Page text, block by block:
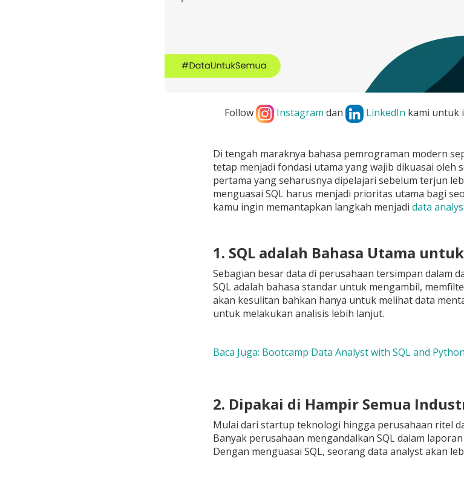
Follow Instagram dan LinkedIn kami untuk
Di tengah maraknya bahasa pemrograman modern
tetap menjadi fondasi utama yang wajib dikuasai oleh
pertama yang seharusnya dipelajari sebelum terjun
menguasai SQL harus menjadi prioritas utama bagi
kamu ingin memantapkan langkah menjadi data
1. SQL adalah Bahasa Utama
Sebagian besar data di perusahaan tersimpan dalam
SQL adalah bahasa standar untuk mengambil,
akan kesulitan bahkan hanya untuk melihat data
untuk melakukan analisis lebih lanjut.
Baca Juga: Bootcamp Data Analyst with SQL and Python
2. Dipakai di Hampir Semua
Mulai dari startup teknologi hingga perusahaan ritel
Banyak perusahaan mengandalkan SQL dalam
Dengan menguasai SQL, seorang data analyst akan